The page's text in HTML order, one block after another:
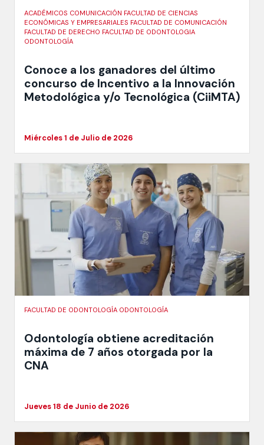
ACADÉMICOS COMUNICACIÓN FACULTAD DE CIENCIAS
ECONÓMICAS Y EMPRESARIALES FACULTAD DE COMUNICACIÓN
FACULTAD DE DERECHO FACULTAD DE ODONTOLOGIA
ODONTOLOGÍA
Conoce a los ganadores del último
concurso de Incentivo a la Innovación
Metodológica y/o Tecnológica (CiiMTA)
Miércoles 1 de Julio de 2026
FACULTAD DE ODONTOLOGÍA ODONTOLOGÍA
Odontología obtiene acreditación
máxima de 7 años otorgada por la
CNA
Jueves 18 de Junio de 2026